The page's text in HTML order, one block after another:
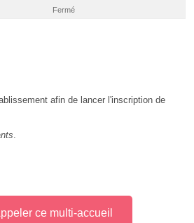
Fermé
afin de lancer l'inscription de
ce multi-accueil